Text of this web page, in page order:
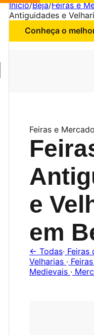
Início/Beja/Feiras e
Antiguidades e
Conheça o
Feiras e
e
em
← Todas· Feiras
Velharias ·
Medievais ·